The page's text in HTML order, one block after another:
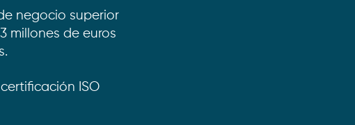
negocio superior
millones de euros
ISO